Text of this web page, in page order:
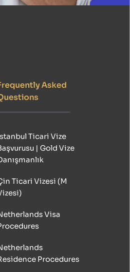
Asked
Ticari Vize
| Gold Vize
Ticari Vizesi (M
Visa
Procedures